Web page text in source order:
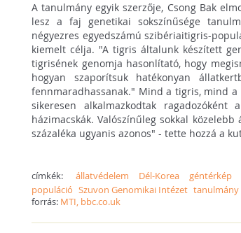
A tanulmány egyik szerzője, Csong Bak
lesz a faj genetikai sokszínűsége
négyezres egyedszámú szibériaitigris-
kiemelt célja. "A tigris általunk készített
tigrisének genomja hasonlítató, hogy
hogyan szaporítsuk hatékonyan
fennmaradhassanak." Mind a tigris, mind
sikeresen alkalmazkodtak
házimacskák. Valószínűleg sokkal
százaléka ugyanis azonos" - tette hozzá a
címkék: állatvédelem Dél-Korea géntérkép
populáció Szuvon Genomikai Intézet tanulmány
forrás: MTI, bbc.co.uk